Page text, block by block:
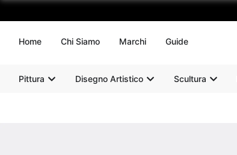
Home Chi Siamo Marchi Guide
Pittura Disegno Artistico Scultura